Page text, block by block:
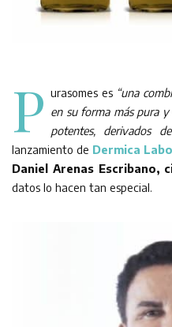
P urasomes es “una
en su forma más pura
potentes, derivados
lanzamiento de Dermica
Daniel Arenas Escribano,
datos lo hacen tan especial.